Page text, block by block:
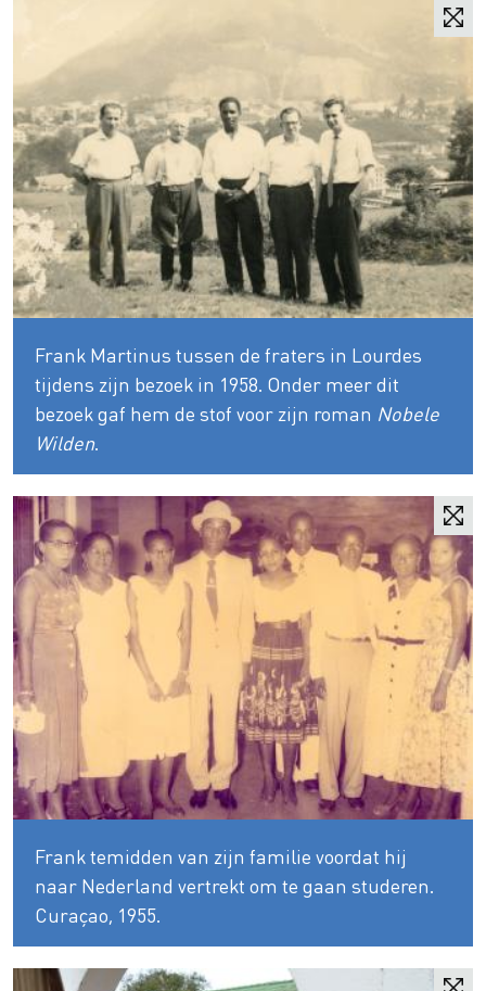
Frank Martinus tussen de fraters in Lourdes
tijdens zijn bezoek in 1958. Onder meer dit
bezoek gaf hem de stof voor zijn roman Nobele
Wilden.
Frank temidden van zijn familie voordat hij
naar Nederland vertrekt om te gaan studeren.
Curaçao, 1955.